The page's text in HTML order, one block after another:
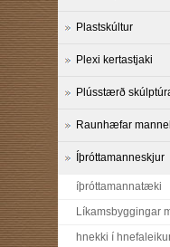
Plastskúltur
Plexi kertastjaki
Plússtærð
Raunhæfar
Íþróttamanneskjur
íþróttamannatæki
Líkamsbyggingar
hnekki í